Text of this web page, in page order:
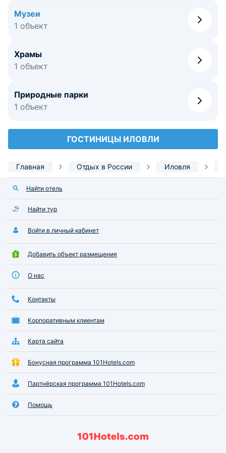
Музеи
1 объект
Храмы
1 объект
Природные парки
1 объект
ГОСТИНИЦЫ ИЛОВЛИ
Главная Отдых в России Иловля
Найти отель
Найти тур
Войти в личный кабинет
Добавить объект размещения
О нас
Контакты
Корпоративным клиентам
Карта сайта
Бонусная программа 101Hotels.com
Партнёрская программа 101Hotels.com
Помощь